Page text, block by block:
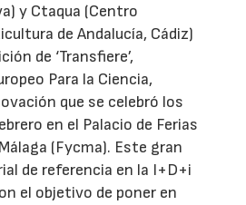
y Ctaqua (Centro
de Andalucía, Cádiz)
de ‘Transfiere’,
Para la Ciencia,
que se celebró los
en el Palacio de Ferias
(Fycma). Este gran
de referencia en la I+D+i
el objetivo de poner en